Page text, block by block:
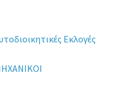
Εκλογές